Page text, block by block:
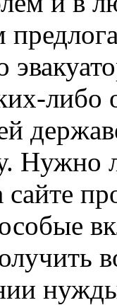
либо
Нужно
сайте